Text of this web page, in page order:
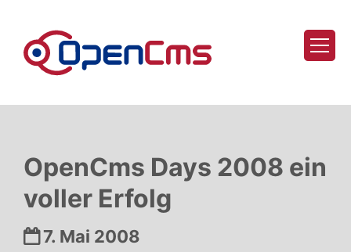
OpenCms Days 2008 ein
voller Erfolg
Datum:
7. Mai 2008